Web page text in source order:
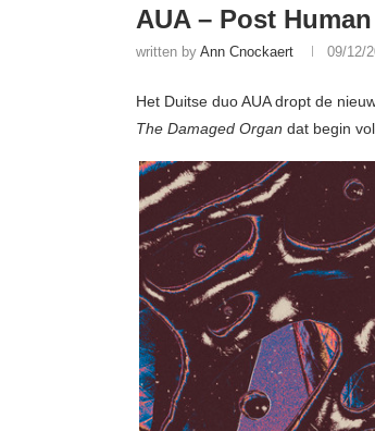
AUA – Post
written by Ann Cnockaert 09/12/
Het Duitse duo AUA dropt de
The Damaged Organ dat begin